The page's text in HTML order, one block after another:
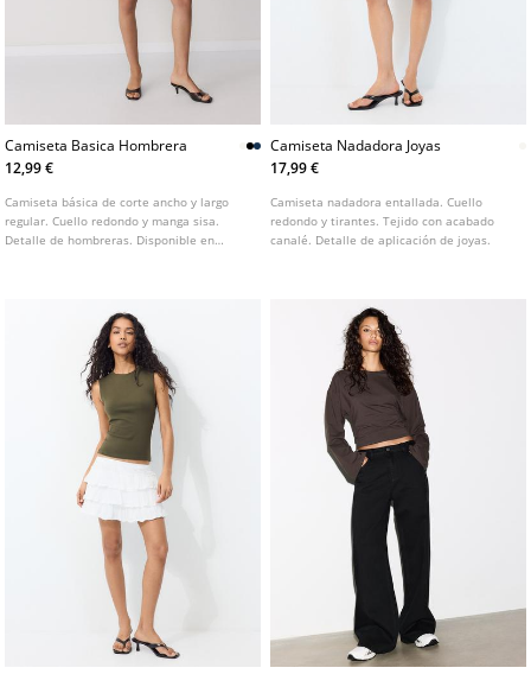
Camiseta Basica Hombrera
12,99 €
Camiseta básica de corte ancho y largo
regular. Cuello redondo y manga sisa.
Detalle de hombreras. Disponible en
Camiseta Nadadora Joyas
17,99 €
Camiseta nadadora entallada. Cuello
redondo y tirantes. Tejido con acabado
canalé. Detalle de aplicación de joyas.